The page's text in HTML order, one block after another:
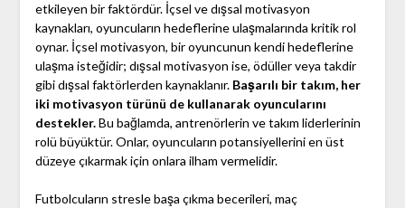
etkileyen bir faktördür. İçsel ve dışsal motivasyon
kaynakları, oyuncuların hedeflerine ulaşmalarında kritik rol
oynar. İçsel motivasyon, bir oyuncunun kendi hedeflerine
ulaşma isteğidir; dışsal motivasyon ise, ödüller veya takdir
gibi dışsal faktörlerden kaynaklanır. Başarılı bir takım, her
iki motivasyon türünü de kullanarak oyuncularını
destekler.Bu bağlamda, antrenörlerin ve takım liderlerinin
rolü büyüktür. Onlar, oyuncuların potansiyellerini en üst
düzeye çıkarmak için onlara ilham vermelidir.
Futbolcuların stresle başa çıkma becerileri, maç